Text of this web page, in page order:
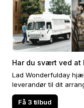
Har du svært ved at
Lad Wonderfulday
leverandør til dit
Få 3 tilbud